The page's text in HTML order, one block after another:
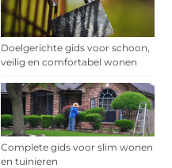
Doelgerichte gids voor schoon,
veilig en comfortabel wonen
Complete gids voor slim wonen
en tuinieren